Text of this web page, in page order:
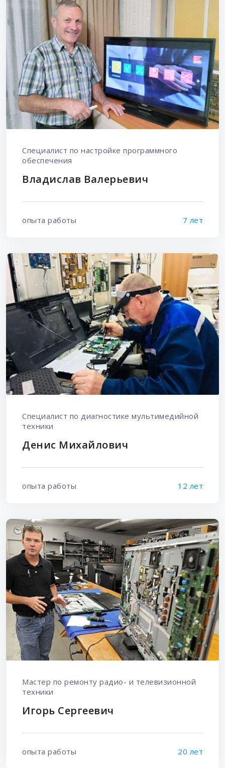
Специалист по настройке программного
обеспечения
Владислав Валерьевич
опыта работы 7 лет
Специалист по диагностике мультимедийной
техники
Денис Михайлович
опыта работы 12 лет
Мастер по ремонту радио- и телевизионной
техники
Игорь Сергеевич
опыта работы 20 лет